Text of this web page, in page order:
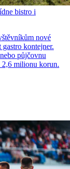
bistro i
nové
kontejner.
půjčovnu
2,6 milionu korun.